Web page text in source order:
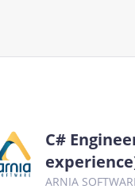
C#
ARNIA